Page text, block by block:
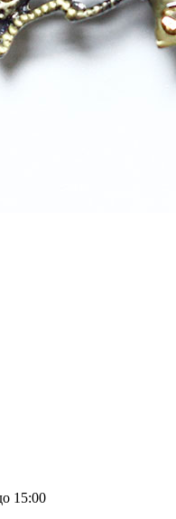
15:00